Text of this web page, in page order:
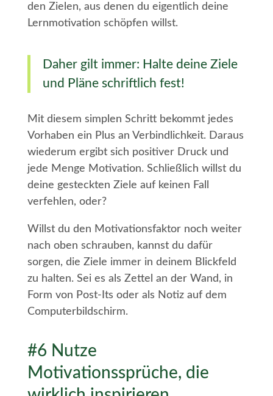
den Zielen, aus denen du eigentlich deine
Lernmotivation schöpfen willst.
Daher gilt immer: Halte deine Ziele
und Pläne schriftlich fest!
Mit diesem simplen Schritt bekommt jedes
Vorhaben ein Plus an Verbindlichkeit. Daraus
wiederum ergibt sich positiver Druck und
jede Menge Motivation. Schließlich willst du
deine gesteckten Ziele auf keinen Fall
verfehlen, oder?
Willst du den Motivationsfaktor noch weiter
nach oben schrauben, kannst du dafür
sorgen, die Ziele immer in deinem Blickfeld
zu halten. Sei es als Zettel an der Wand, in
Form von Post-Its oder als Notiz auf dem
Computerbildschirm.
#6 Nutze
Motivationssprüche, die